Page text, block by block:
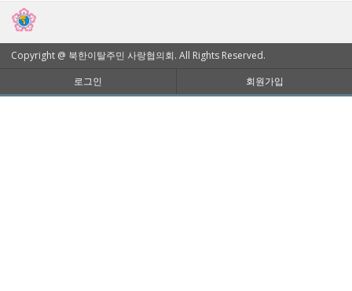
Copyright @ 북한이탈주민 사랑협의회. All Rights Reserved.
로그인
회원가입